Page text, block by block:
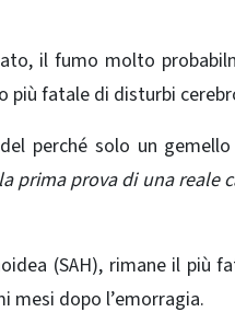
il fumo molto
più fatale di disturbi
perché solo un
prima prova di una reale
(SAH), rimane il più
mesi dopo l’emorragia.